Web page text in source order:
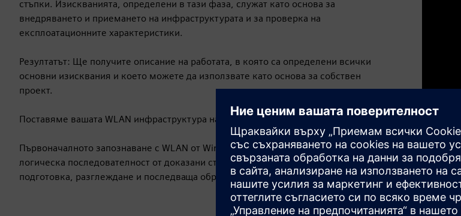
стъпки. Изискванията, определени в тази фаза, служат като основа за
внедряването и приемането на инфраструктурата и за проверка на
експлоатационните характеристики.
Резултатът: Ще получите описание на работата, в която са определени всички
основни изисквания и което можете да използвате като основа за собствен
проект.
Поставяме вашата WLAN инфраструктура на солидна основа
Първоначалното запознаване с WLAN от Wireless Consulting се състои от
логическа последователност от доказани стъпки. Тя включва фазите на
подготовка, разглеждане и последваща обработка.
Play